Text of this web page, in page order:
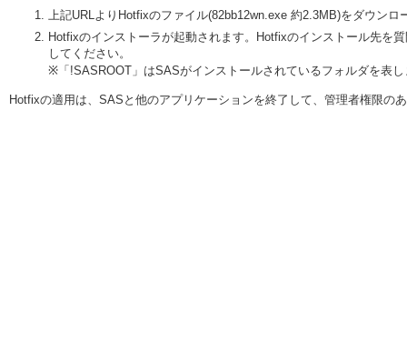
上記URLよりHotfixのファイル(82bb12wn.exe 約2.3MB)をダウン
Hotfixのインストーラが起動されます。Hotfixのインストール先を
してください。
※「!SASROOT」はSASがインストールされているフォルダを表し
Hotfixの適用は、SASと他のアプリケーションを終了して、管理者権限の